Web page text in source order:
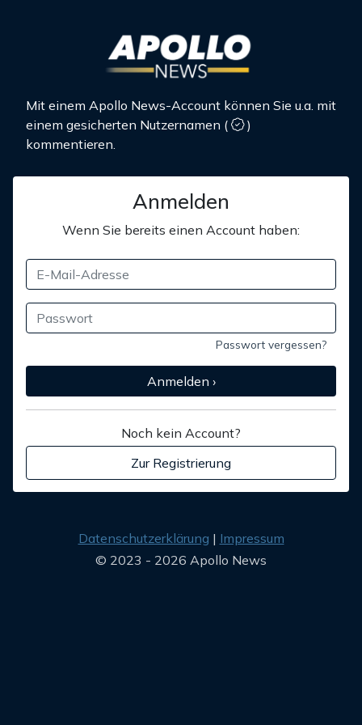
Mit einem Apollo News-Account können Sie u.a. mit
einem gesicherten Nutzernamen (
)
kommentieren.
Anmelden
Wenn Sie bereits einen Account haben:
Passwort vergessen?
Anmelden ›
Noch kein Account?
Zur Registrierung
Datenschutzerklärung
Impressum
© 2023 - 2026 Apollo News